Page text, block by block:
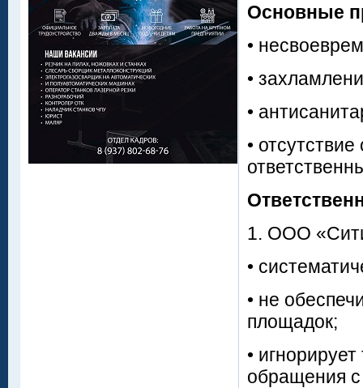
Основные
•
•
•
•
1. ООО
•
• не
площадок;
•
обращения